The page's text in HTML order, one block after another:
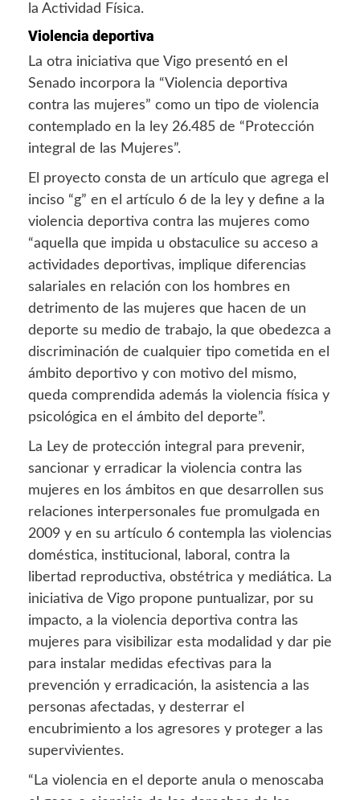
la Actividad Física.
Violencia deportiva
La otra iniciativa que Vigo presentó en el
Senado incorpora la “Violencia deportiva
contra las mujeres” como un tipo de violencia
contemplado en la ley 26.485 de “Protección
integral de las Mujeres”.
El proyecto consta de un artículo que agrega el
inciso “g” en el artículo 6 de la ley y define a la
violencia deportiva contra las mujeres como
“aquella que impida u obstaculice su acceso a
actividades deportivas, implique diferencias
salariales en relación con los hombres en
detrimento de las mujeres que hacen de un
deporte su medio de trabajo, la que obedezca a
discriminación de cualquier tipo cometida en el
ámbito deportivo y con motivo del mismo,
queda comprendida además la violencia física y
psicológica en el ámbito del deporte”.
La Ley de protección integral para prevenir,
sancionar y erradicar la violencia contra las
mujeres en los ámbitos en que desarrollen sus
relaciones interpersonales fue promulgada en
2009 y en su artículo 6 contempla las violencias
doméstica, institucional, laboral, contra la
libertad reproductiva, obstétrica y mediática. La
iniciativa de Vigo propone puntualizar, por su
impacto, a la violencia deportiva contra las
mujeres para visibilizar esta modalidad y dar pie
para instalar medidas efectivas para la
prevención y erradicación, la asistencia a las
personas afectadas, y desterrar el
encubrimiento a los agresores y proteger a las
supervivientes.
“La violencia en el deporte anula o menoscaba